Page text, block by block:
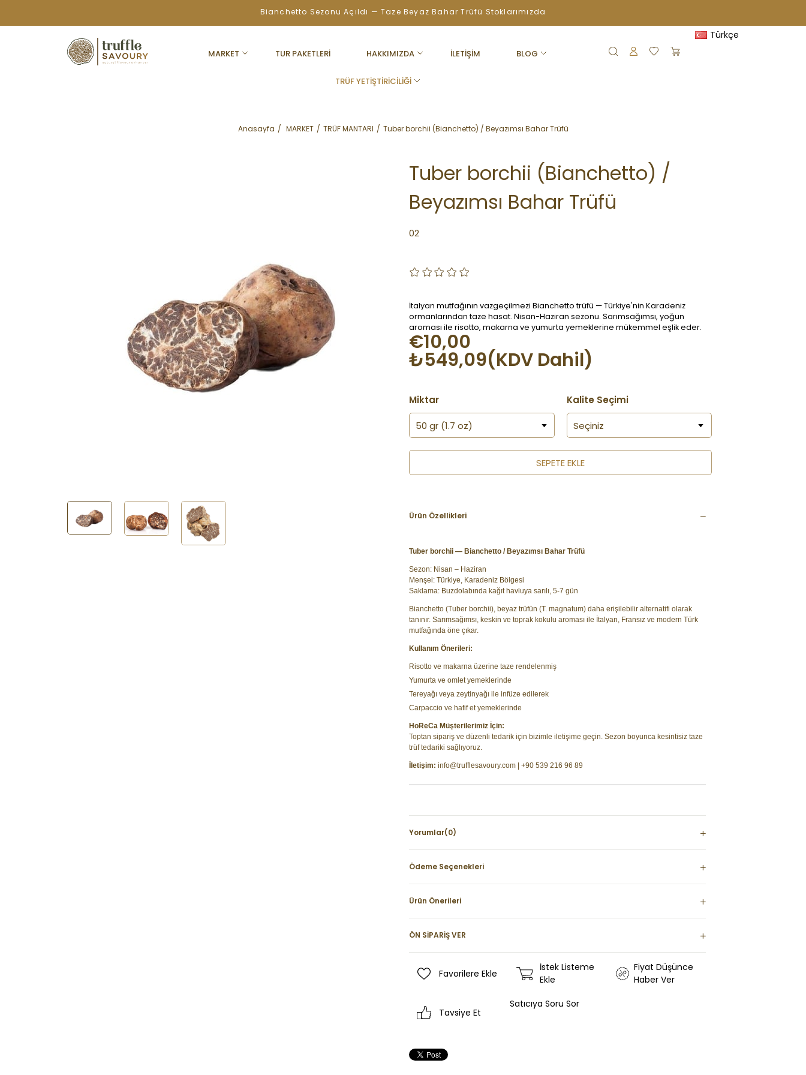
Bianchetto Sezonu Açıldı — Taze Beyaz Bahar Trüfü Stoklarımızda
Türkçe
MARKET TUR PAKETLERİ HAKKIMIZDA İLETİŞİM BLOG
TRÜF YETİŞTİRİCİLİĞİ
Anasayfa MARKET TRÜF MANTARI Tuber borchii (Bianchetto) / Beyazımsı Bahar Trüfü
Tuber borchii (Bianchetto) /
Beyazımsı Bahar Trüfü
02
İtalyan mutfağının vazgeçilmezi Bianchetto trüfü — Türkiye'nin Karadeniz
ormanlarından taze hasat. Nisan-Haziran sezonu. Sarımsağımsı, yoğun
aroması ile risotto, makarna ve yumurta yemeklerine mükemmel eşlik eder.
€10,00
₺549,09(KDV Dahil)
Miktar Kalite Seçimi
Ürün Özellikleri
Tuber borchii — Bianchetto / Beyazımsı Bahar Trüfü
Sezon: Nisan – Haziran
Menşei: Türkiye, Karadeniz Bölgesi
Saklama: Buzdolabında kağıt havluya sarılı, 5-7 gün
Bianchetto (Tuber borchii), beyaz trüfün (T. magnatum) daha erişilebilir alternatifi olarak
tanınır. Sarımsağımsı, keskin ve toprak kokulu aroması ile İtalyan, Fransız ve modern Türk
mutfağında öne çıkar.
Kullanım Önerileri:
Risotto ve makarna üzerine taze rendelenmiş
Yumurta ve omlet yemeklerinde
Tereyağı veya zeytinyağı ile infüze edilerek
Carpaccio ve hafif et yemeklerinde
HoReCa Müşterilerimiz İçin:
Toptan sipariş ve düzenli tedarik için bizimle iletişime geçin. Sezon boyunca kesintisiz taze
trüf tedariki sağlıyoruz.
İletişim: info@trufflesavoury.com | +90 539 216 96 89
Yorumlar(0)
Ödeme Seçenekleri
Ürün Önerileri
ÖN SİPARİŞ VER
Favorilere Ekle
İstek Listeme
Ekle
Fiyat Düşünce
Haber Ver
Tavsiye Et
Satıcıya Soru Sor